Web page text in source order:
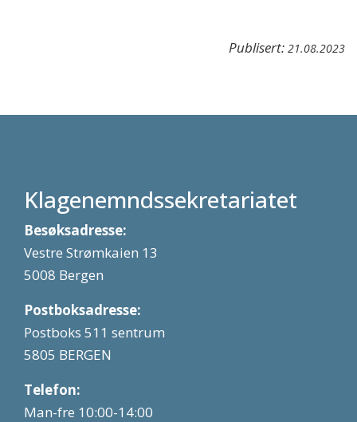
Publisert: 21.08.2023
Klagenemndssekretariatet
Besøksadresse:
Vestre Strømkaien 13
5008 Bergen
Postboksadresse:
Postboks 511 sentrum
5805 BERGEN
Telefon:
Man-fre 10:00-14:00